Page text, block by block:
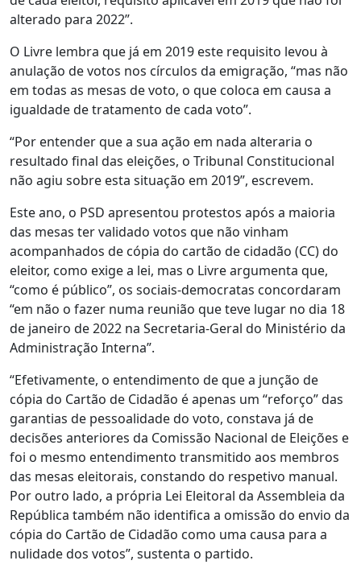
alterado para 2022”.
O Livre lembra que já em 2019 este requisito levou à
anulação de votos nos círculos da emigração, “mas não
em todas as mesas de voto, o que coloca em causa a
igualdade de tratamento de cada voto”.
“Por entender que a sua ação em nada alteraria o
resultado final das eleições, o Tribunal Constitucional
não agiu sobre esta situação em 2019”, escrevem.
Este ano, o PSD apresentou protestos após a maioria
das mesas ter validado votos que não vinham
acompanhados de cópia do cartão de cidadão (CC) do
eleitor, como exige a lei, mas o Livre argumenta que,
“como é público”, os sociais-democratas concordaram
“em não o fazer numa reunião que teve lugar no dia 18
de janeiro de 2022 na Secretaria-Geral do Ministério da
Administração Interna”.
“Efetivamente, o entendimento de que a junção de
cópia do Cartão de Cidadão é apenas um “reforço” das
garantias de pessoalidade do voto, constava já de
decisões anteriores da Comissão Nacional de Eleições e
foi o mesmo entendimento transmitido aos membros
das mesas eleitorais, constando do respetivo manual.
Por outro lado, a própria Lei Eleitoral da Assembleia da
República também não identifica a omissão do envio da
cópia do Cartão de Cidadão como uma causa para a
nulidade dos votos”, sustenta o partido.